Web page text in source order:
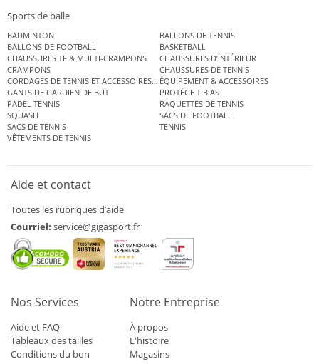
Sports de balle
BADMINTON
BALLONS DE TENNIS
BALLONS DE FOOTBALL
BASKETBALL
CHAUSSURES TF & MULTI-CRAMPONS
CHAUSSURES D’INTÉRIEUR
CRAMPONS
CHAUSSURES DE TENNIS
CORDAGES DE TENNIS ET ACCESSOIRES DE TENNISÉQUIPEMENT & ACCESSOIRES
GANTS DE GARDIEN DE BUT
PROTÈGE TIBIAS
PADEL TENNIS
RAQUETTES DE TENNIS
SQUASH
SACS DE FOOTBALL
SACS DE TENNIS
TENNIS
VÊTEMENTS DE TENNIS
Aide et contact
Toutes les rubriques d’aide
Courriel: service@gigasport.fr
Nos Services
Aide et FAQ
Tableaux des tailles
Conditions du bon
Notre Entreprise
À propos
L'histoire
Magasins